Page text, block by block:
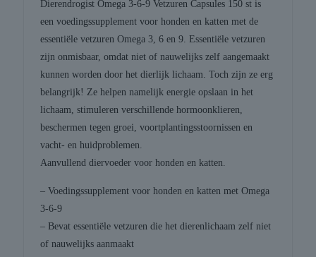
Dierendrogist Omega 3-6-9 Vetzuren Capsules 150 st is
een voedingssupplement voor honden en katten met de
essentiële vetzuren Omega 3, 6 en 9. Essentiële vetzuren
zijn onmisbaar, omdat niet of nauwelijks zelf aangemaakt
kunnen worden door het dierlijk lichaam. Toch zijn ze erg
belangrijk! Ze helpen namelijk energie opslaan in het
lichaam, stimuleren verschillende hormoonklieren,
beschermen tegen groei, voortplantingsstoornissen en
vacht- en huidproblemen.
Aanvullend diervoeder voor honden en katten.
– Voedingssupplement voor honden en katten met Omega
3-6-9
– Bevat essentiële vetzuren die het dierenlichaam zelf niet
of nauwelijks aanmaakt